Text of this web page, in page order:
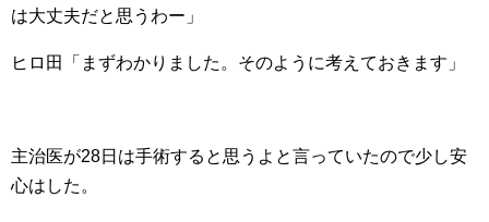
は大丈夫だと思うわー」
ヒロ田「まずわかりました。そのように考えておきます」
主治医が28日は手術すると思うよと言っていたので少し安
心はした。